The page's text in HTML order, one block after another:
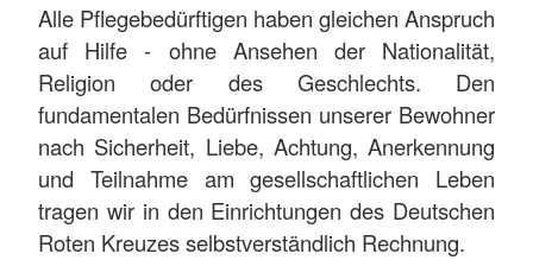
Alle Pflegebedürftigen haben gleichen Anspruch
auf Hilfe - ohne Ansehen der Nationalität,
Religion oder des Geschlechts. Den
fundamentalen Bedürfnissen unserer Bewohner
nach Sicherheit, Liebe, Achtung, Anerkennung
und Teilnahme am gesellschaftlichen Leben
tragen wir in den Einrichtungen des Deutschen
Roten Kreuzes selbstverständlich Rechnung.